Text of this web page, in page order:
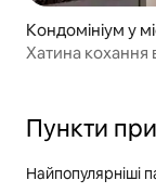
Кондомініум у
Хатина кохання
Пункти
Найпопулярніші